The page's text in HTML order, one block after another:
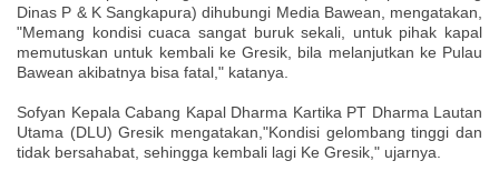
Dinas P & K Sangkapura) dihubungi Media Bawean, mengatakan,
"Memang kondisi cuaca sangat buruk sekali, untuk pihak kapal
memutuskan untuk kembali ke Gresik, bila melanjutkan ke Pulau
Bawean akibatnya bisa fatal," katanya.
Sofyan Kepala Cabang Kapal Dharma Kartika PT Dharma Lautan
Utama (DLU) Gresik mengatakan,"Kondisi gelombang tinggi dan
tidak bersahabat, sehingga kembali lagi Ke Gresik," ujarnya.